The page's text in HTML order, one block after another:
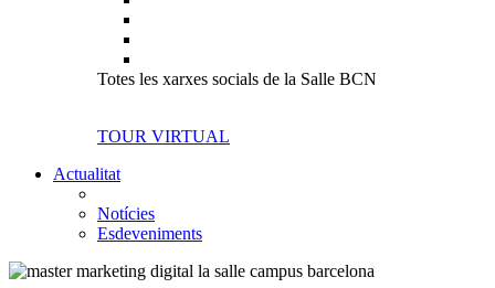
Totes les xarxes socials de la Salle BCN
TOUR VIRTUAL
Actualitat
Notícies
Esdeveniments